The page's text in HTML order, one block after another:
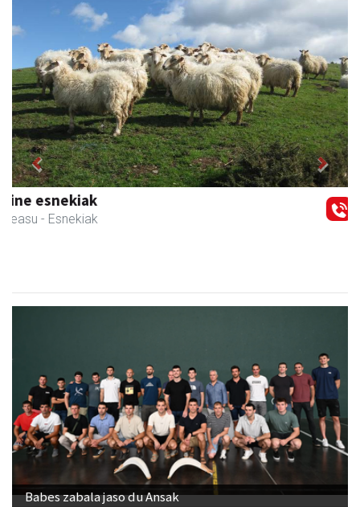
Aranburu aholkularitza
Andoain - Aholkularitza
Previous Next
Babes zabala jaso du Ansak